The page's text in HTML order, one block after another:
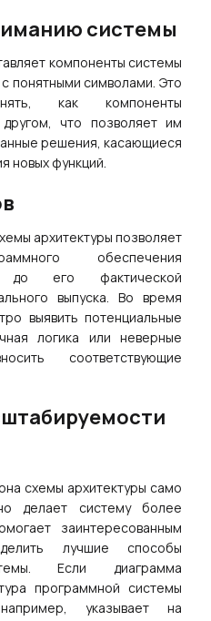
системы
компоненты системы
понятными символами. Это
как компоненты
что позволяет им
решения, касающиеся
новых функций.
архитектуры позволяет
обеспечения
до его фактической
выпуска. Во время
выявить потенциальные
логика или неверные
соответствующие
схемы архитектуры само
делает систему более
заинтересованным
лучшие способы
Если диаграмма
программной системы
указывает на